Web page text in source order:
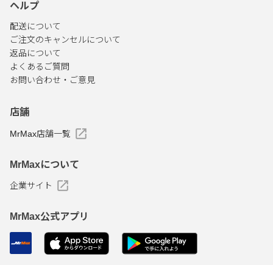
ヘルプ
配送について
ご注文のキャンセルについて
返品について
よくあるご質問
お問い合わせ・ご意見
店舗
MrMax店舗一覧
MrMaxについて
企業サイト
MrMax公式アプリ